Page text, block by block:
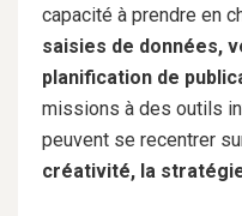
capacité à prendre en
saisies de données,
planification de
missions à des outils
peuvent se recentrer
créativité, la